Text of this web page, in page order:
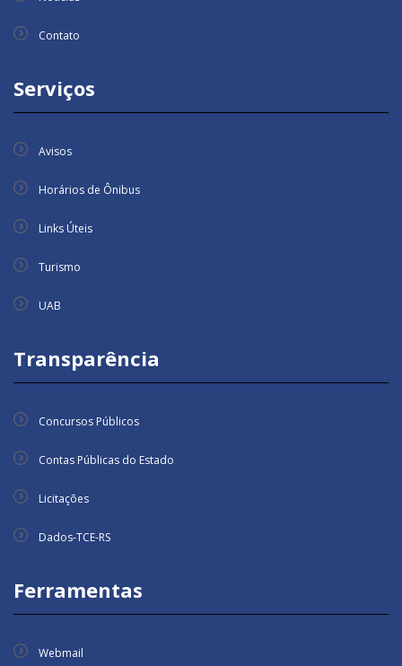
Contato
Serviços
Avisos
Horários de Ônibus
Links Úteis
Turismo
UAB
Transparência
Concursos Públicos
Contas Públicas do Estado
Licitações
Dados-TCE-RS
Ferramentas
Webmail